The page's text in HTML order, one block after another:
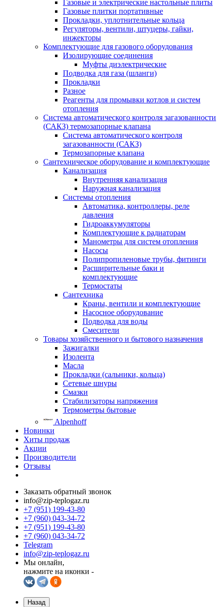
Газовые и электрические настольные плиты
Газовые плитки портативные
Прокладки, уплотнительные кольца
Регуляторы, вентили, штуцеры, гайки,
инжекторы
Комплектующие для газового оборудования
Изолирующие соединения
Муфты диэлектрические
Подводка для газа (шланги)
Прокладки
Разное
Реагенты для промывки котлов и систем
отопления
Система автоматического контроля загазованности
(САКЗ) термозапорные клапана
Система автоматического контроля
загазованности (САКЗ)
Термозапорные клапана
Сантехническое оборудование и комплектующие
Канализация
Внутренняя канализация
Наружная канализация
Системы отопления
Автоматика, контроллеры, реле
давления
Гидроаккумуляторы
Комплектующие к радиаторам
Манометры для систем отопления
Насосы
Полипропиленовые трубы, фитинги
Расширительные баки и
комплектующие
Термостаты
Сантехника
Краны, вентили и комплектующие
Насосное оборудование
Подводка для воды
Смесители
Товары хозяйственного и бытового назначения
Зажигалки
Изолента
Масла
Прокладки (сальники, кольца)
Сетевые шнуры
Смазки
Стабилизаторы напряжения
Термометры бытовые
Alpenhoff
Новинки
Хиты продаж
Акции
Производители
Отзывы
Заказать обратный звонок
info@zip-teplogaz.ru
+7 (951) 199-43-80
+7 (960) 043-34-72
+7 (951) 199-43-80
+7 (960) 043-34-72
Telegram
info@zip-teplogaz.ru
Мы онлайн,
нажмите на иконки -
Назад